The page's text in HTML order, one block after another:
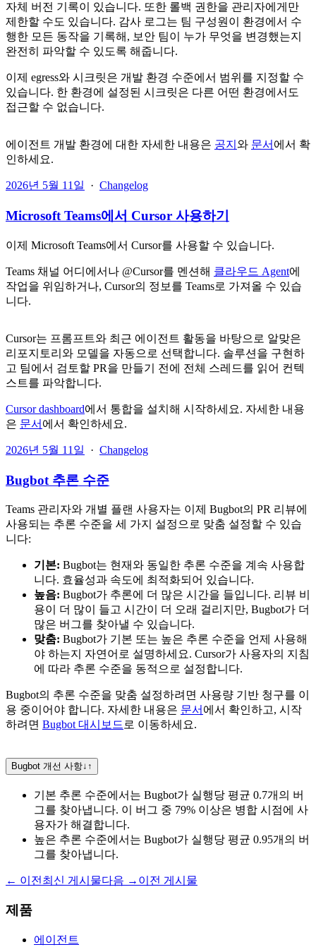
자체 버전 기록이 있습니다. 또한 롤백 권한을 관리자에게만
제한할 수도 있습니다. 감사 로그는 팀 구성원이 환경에서 수
행한 모든 동작을 기록해, 보안 팀이 누가 무엇을 변경했는지
완전히 파악할 수 있도록 해줍니다.
이제 egress와 시크릿은 개발 환경 수준에서 범위를 지정할 수
있습니다. 한 환경에 설정된 시크릿은 다른 어떤 환경에서도
접근할 수 없습니다.
에이전트 개발 환경에 대한 자세한 내용은 공지 와 문서 에서 확
인하세요.
2026년 5월 11일 · Changelog
Microsoft Teams에서 Cursor 사용하기
이제 Microsoft Teams에서 Cursor를 사용할 수 있습니다.
Teams 채널 어디에서나 @Cursor를 멘션해 클라우드 Agent에
작업을 위임하거나, Cursor의 정보를 Teams로 가져올 수 있습
니다.
Cursor는 프롬프트와 최근 에이전트 활동을 바탕으로 알맞은
리포지토리와 모델을 자동으로 선택합니다. 솔루션을 구현하
고 팀에서 검토할 PR을 만들기 전에 전체 스레드를 읽어 컨텍
스트를 파악합니다.
Cursor dashboard에서 통합을 설치해 시작하세요. 자세한 내용
은 문서 에서 확인하세요.
2026년 5월 11일 · Changelog
Bugbot 추론 수준
Teams 관리자와 개별 플랜 사용자는 이제 Bugbot의 PR 리뷰에
사용되는 추론 수준을 세 가지 설정으로 맞춤 설정할 수 있습
니다:
기본: Bugbot는 현재와 동일한 추론 수준을 계속 사용합
니다. 효율성과 속도에 최적화되어 있습니다.
높음: Bugbot가 추론에 더 많은 시간을 들입니다. 리뷰 비
용이 더 많이 들고 시간이 더 오래 걸리지만, Bugbot가 더
많은 버그를 찾아낼 수 있습니다.
맞춤: Bugbot가 기본 또는 높은 추론 수준을 언제 사용해
야 하는지 자연어로 설명하세요. Cursor가 사용자의 지침
에 따라 추론 수준을 동적으로 설정합니다.
Bugbot의 추론 수준을 맞춤 설정하려면 사용량 기반 청구를 이
용 중이어야 합니다. 자세한 내용은 문서 에서 확인하고, 시작
하려면 Bugbot 대시보드 로 이동하세요.
Bugbot 개선 사항↓ ↑
기본 추론 수준에서는 Bugbot가 실행당 평균 0.7개의 버
그를 찾아냅니다. 이 버그 중 79% 이상은 병합 시점에 사
용자가 해결합니다.
높은 추론 수준에서는 Bugbot가 실행당 평균 0.95개의 버
그를 찾아냅니다.
← 이전 최신 게시물다음 → 이전 게시물
제품
에이전트